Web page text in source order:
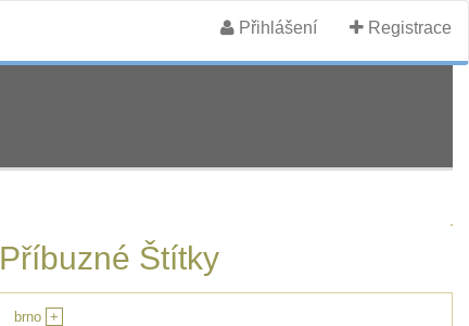
Přihlášení Registrace
Příbuzné Štítky
brno +